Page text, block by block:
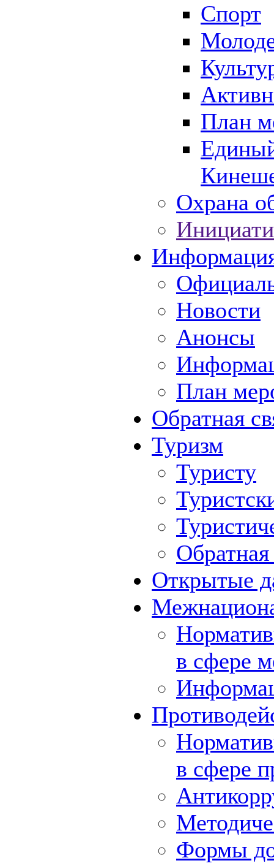
Спорт
План
Охрана
Новости
Анонсы
План
Обратная
Туризм
Туристу
Обратная
Открытые
в сфере
в сфере
Формы